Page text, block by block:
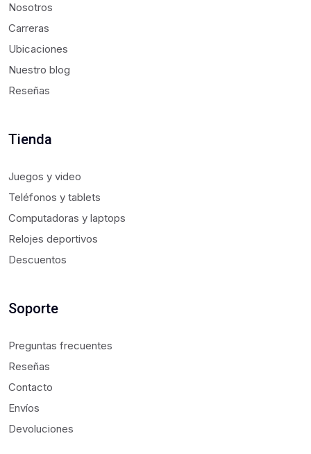
Nosotros
Carreras
Ubicaciones
Nuestro blog
Reseñas
Tienda
Juegos y video
Teléfonos y tablets
Computadoras y laptops
Relojes deportivos
Descuentos
Soporte
Preguntas frecuentes
Reseñas
Contacto
Envíos
Devoluciones